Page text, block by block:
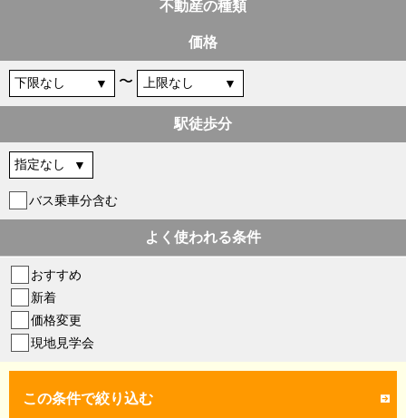
不動産の種類
価格
〜
駅徒歩分
バス乗車分含む
よく使われる条件
おすすめ
新着
価格変更
現地見学会
この条件で絞り込む